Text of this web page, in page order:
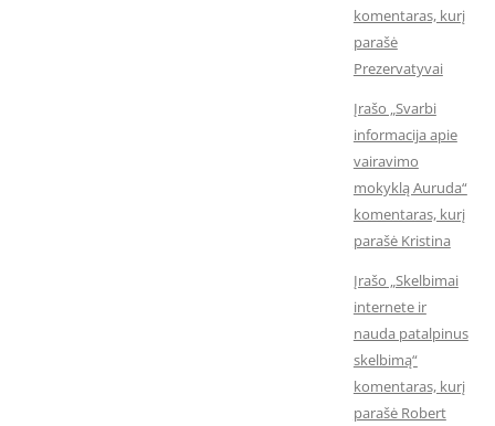
komentaras, kurį
parašė
Prezervatyvai
Įrašo „Svarbi
informacija apie
vairavimo
mokyklą Auruda“
komentaras, kurį
parašė Kristina
Įrašo „Skelbimai
internete ir
nauda patalpinus
skelbimą“
komentaras, kurį
parašė Robert